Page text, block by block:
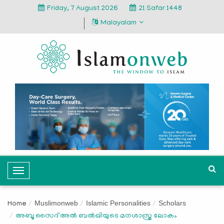
Friday, 7 August 2026
21 Safar 1448
Malayalam
T
o
g
l
Home Muslimonweb Islamic Personalities Scholars
അബൂ സൈദ് അൽ ബൽഖിയുടെ മനശാസ്ത്ര ലോകം